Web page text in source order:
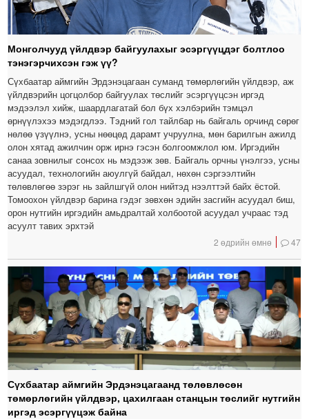
Монголчууд үйлдвэр байгуулахыг эсэргүүцдэг болтлоо
тэнэгэрчихсэн гэж үү?
Сүхбаатар аймгийн Эрдэнэцагаан суманд төмөрлөгийн үйлдвэр, аж
үйлдвэрийн цогцолбор байгуулах төслийг эсэргүүцсэн иргэд
мэдээлэл хийж, шаардлагатай бол бүх хэлбэрийн тэмцэл
өрнүүлэхээ мэдэгдлээ. Тэдний гол тайлбар нь байгаль орчинд сөрөг
нөлөө үзүүлнэ, усны нөөцөд дарамт учруулна, мөн барилгын ажилд
олон хятад ажилчин орж ирнэ гэсэн болгоомжлол юм. Иргэдийн
санаа зовнилыг сонсох нь мэдээж зөв. Байгаль орчны үнэлгээ, усны
асуудал, технологийн аюулгүй байдал, нөхөн сэргээлтийн
төлөвлөгөө зэрэг нь зайлшгүй олон нийтэд нээлттэй байх ёстой.
Томоохон үйлдвэр барина гэдэг зөвхөн эдийн засгийн асуудал биш,
орон нутгийн иргэдийн амьдралтай холбоотой асуудал учраас тэд
асуулт тавих эрхтэй
2 өдрийн өмнө 47
Сүхбаатар аймгийн Эрдэнэцагаанд төлөвлөсөн
төмөрлөгийн үйлдвэр, цахилгаан станцын төслийг нутгийн
иргэд эсэргүүцэж байна